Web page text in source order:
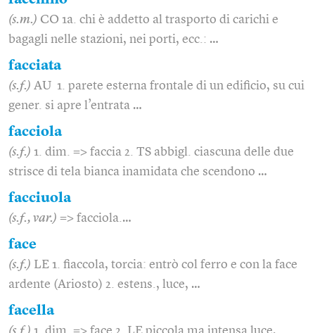
(s.m.) CO 1a. chi è addetto al trasporto di carichi e
bagagli nelle stazioni, nei porti, ecc.: …
facciata
(s.f.) AU 1. parete esterna frontale di un edificio, su cui
gener. si apre l’entrata …
facciola
(s.f.) 1. dim. => faccia 2. TS abbigl. ciascuna delle due
strisce di tela bianca inamidata che scendono …
facciuola
(s.f., var.) => facciola.…
face
(s.f.) LE 1. fiaccola, torcia: entrò col ferro e con la face
ardente (Ariosto) 2. estens., luce, …
facella